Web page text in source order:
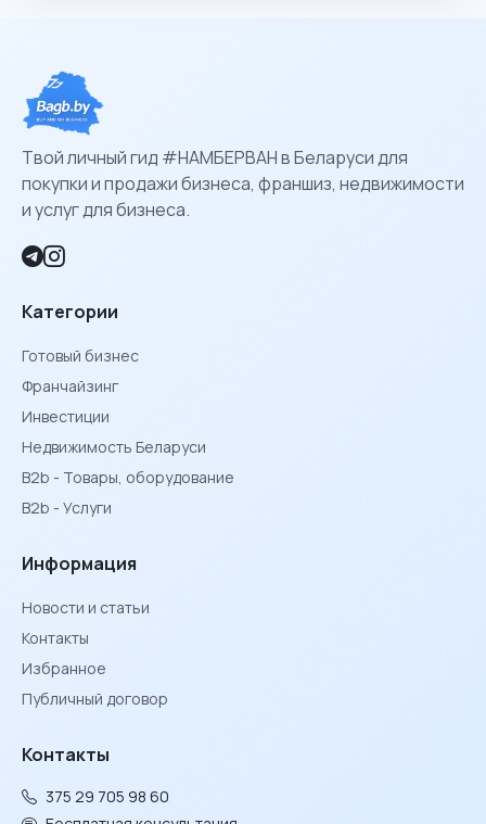
Твой личный гид #НАМБЕРВАН в Беларуси для
покупки и продажи бизнеса, франшиз, недвижимости
и услуг для бизнеса.
Категории
Готовый бизнес
Франчайзинг
Инвестиции
Недвижимость Беларуси
B2b - Товары, оборудование
B2b - Услуги
Информация
Новости и статьи
Контакты
Избранное
Публичный договор
Контакты
375 29 705 98 60